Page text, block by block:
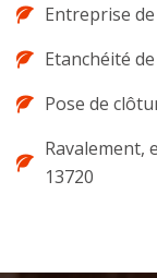
Entreprise
Etanchéité
Pose de
Ravalement,
13720